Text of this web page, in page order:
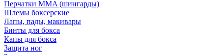
Перчатки MMA (шингарды)
Шлемы боксерские
Лапы, пады, макивары
Бинты для бокса
Капы для бокса
Защита ног